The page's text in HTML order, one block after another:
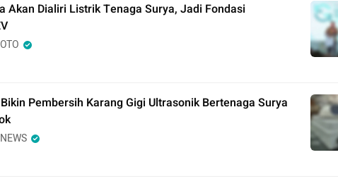
Akan Dialiri Listrik Tenaga Surya, Jadi Fondasi
Pembersih Karang Gigi Ultrasonik Bertenaga Surya